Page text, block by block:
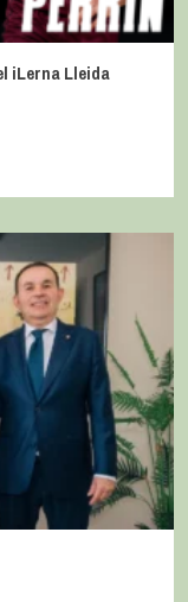
iLerna Lleida